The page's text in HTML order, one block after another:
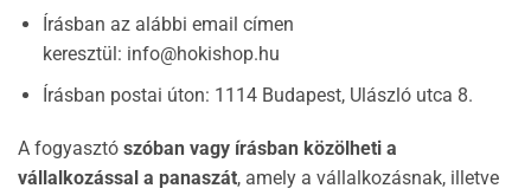
Írásban az alábbi email címen
keresztül: info@hokishop.hu
Írásban postai úton: 1114 Budapest, Ulászló utca 8.
A fogyasztó szóban vagy írásban közölheti a
vállalkozással a panaszát, amely a vállalkozásnak, illetve